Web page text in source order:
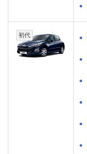
初代